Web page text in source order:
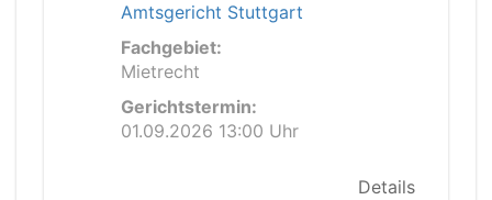
Amtsgericht Stuttgart
Fachgebiet:
Mietrecht
Gerichtstermin:
01.09.2026 13:00 Uhr
Details